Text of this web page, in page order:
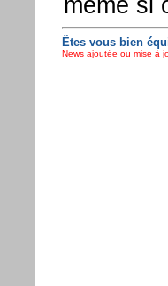
même si
Êtes vous bien
News ajoutée ou mise à